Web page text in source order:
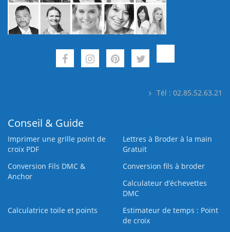
Tél : 02.85.52.63.21
Conseil & Guide
Imprimer une grille point de
croix PDF
Lettres à Broder à la main
Gratuit
Conversion Fils DMC &
Anchor
Conversion fils à broder
Calculateur d’échevettes
DMC
Calculatrice toile et points
Estimateur de temps : Point
de croix